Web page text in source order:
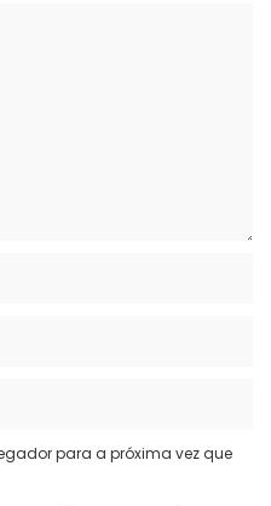
para a próxima vez que